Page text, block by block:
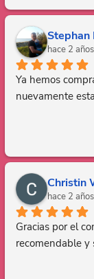
Stephan
hace 2 años
Ya hemos
nuevamente
Christin
hace 2 años
Gracias por el
recomendable y